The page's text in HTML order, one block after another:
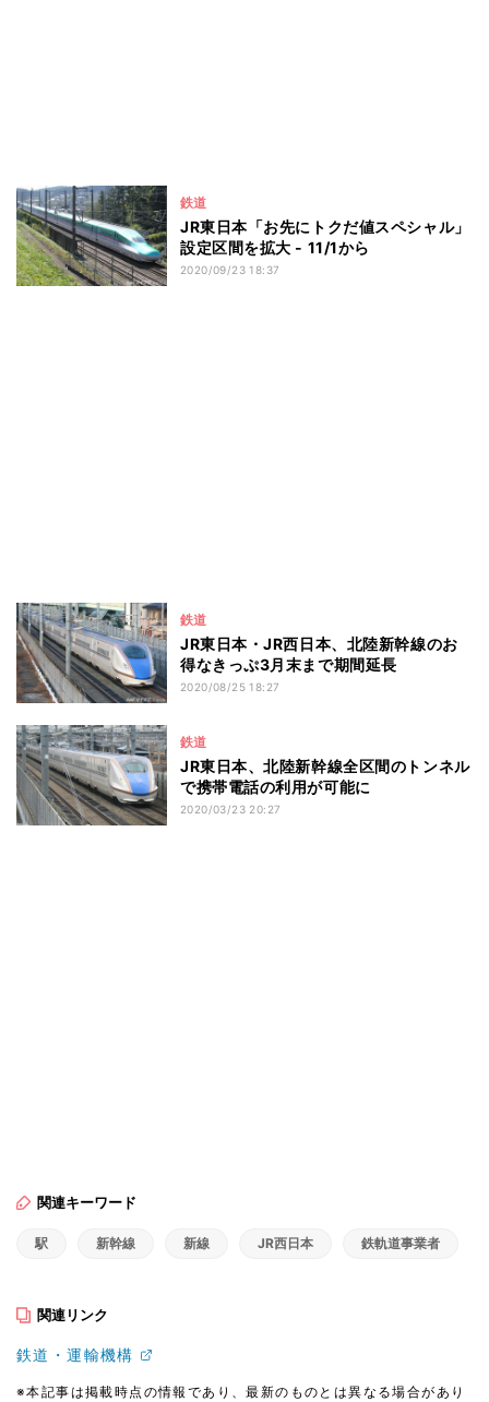
鉄道
JR東日本「お先にトクだ値スペシャル」
設定区間を拡大 - 11/1から
2020/09/23 18:37
鉄道
JR東日本・JR西日本、北陸新幹線のお
得なきっぷ3月末まで期間延長
2020/08/25 18:27
鉄道
JR東日本、北陸新幹線全区間のトンネル
で携帯電話の利用が可能に
2020/03/23 20:27
関連キーワード
駅 新幹線 新線 JR西日本 鉄軌道事業者
関連リンク
鉄道・運輸機構
※本記事は掲載時点の情報であり、最新のものとは異なる場合があり